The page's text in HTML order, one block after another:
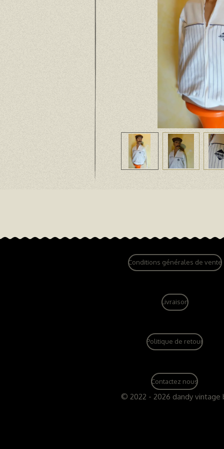
Conditions générales de vente
Livraison
Politique de retour
Contactez nous
© 2022 - 2026 dandy vintage